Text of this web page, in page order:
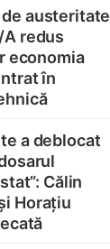
de austeritate
A redus
economia
în
a deblocat
Călin
Horațiu